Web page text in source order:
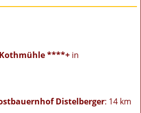
****+ in
Distelberger: 14 km